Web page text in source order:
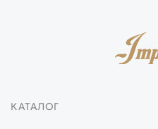
КАТАЛОГ